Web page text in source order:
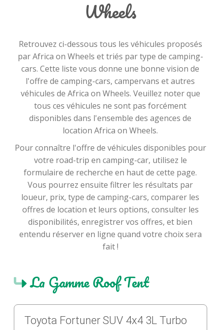
Wheels
Retrouvez ci-dessous tous les véhicules proposés
par Africa on Wheels et triés par type de camping-
cars. Cette liste vous donne une bonne vision de
l'offre de camping-cars, campervans et autres
véhicules de Africa on Wheels. Veuillez noter que
tous ces véhicules ne sont pas forcément
disponibles dans l'ensemble des agences de
location Africa on Wheels.
Pour connaître l'offre de véhicules disponibles pour
votre road-trip en camping-car, utilisez le
formulaire de recherche en haut de cette page.
Vous pourrez ensuite filtrer les résultats par
loueur, prix, type de camping-cars, comparer les
offres de location et leurs options, consulter les
disponibilités, enregistrer vos offres, et bien
entendu réserver en ligne quand votre choix sera
fait !
La Gamme Roof Tent
Toyota Fortuner SUV 4x4 3L Turbo